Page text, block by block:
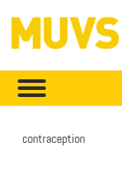
contraception